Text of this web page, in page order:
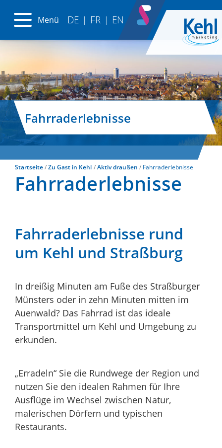
Menü DE | FR | EN
Fahrraderlebnisse
Startseite Zu Gast in Kehl Aktiv draußen Fahrraderlebnisse
Fahrraderlebnisse
Fahrraderlebnisse rund
um Kehl und Straßburg
In dreißig Minuten am Fuße des Straßburger
Münsters oder in zehn Minuten mitten im
Auenwald? Das Fahrrad ist das ideale
Transportmittel um Kehl und Umgebung zu
erkunden.
„Erradeln“ Sie die Rundwege der Region und
nutzen Sie den idealen Rahmen für Ihre
Ausflüge im Wechsel zwischen Natur,
malerischen Dörfern und typischen
Restaurants.